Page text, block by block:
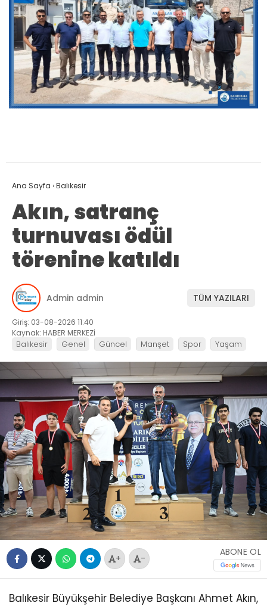
Ana Sayfa ›Balıkesir
Akın, satranç
turnuvası ödül
törenine katıldı
Admin admin TÜM YAZILARI
Giriş: 03-08-2026 11:40
Kaynak: HABER MERKEZİ
Balıkesir Genel Güncel Manşet Spor Yaşam
+ -
ABONE OL
Balıkesir Büyükşehir Belediye Başkanı Ahmet Akın,